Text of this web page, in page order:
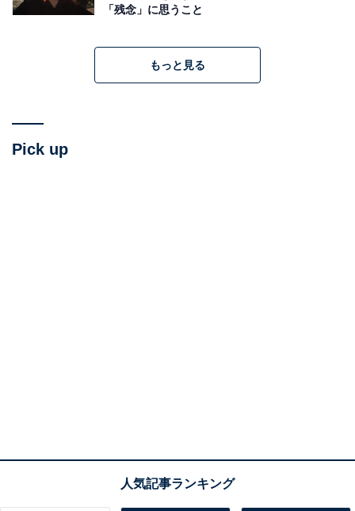
店はありますが、品ぞろえが違います。ベッド周りのリ
「残念」に思うこと
もっと見る
Pick up